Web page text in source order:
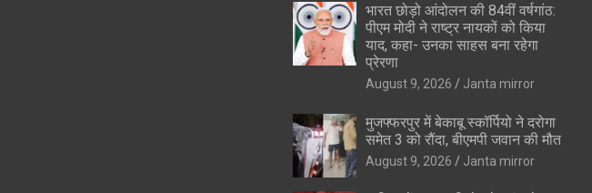
भारत छोड़ो आंदोलन की 84वीं वर्षगांठ:
पीएम मोदी ने राष्ट्र नायकों को किया
याद, कहा- उनका साहस बना रहेगा
प्रेरणा
August 9, 2026 Janta mirror
मुजफ्फरपुर में बेकाबू स्कॉर्पियो ने दरोगा
समेत 3 को रौंदा, बीएमपी जवान की मौत
August 9, 2026 Janta mirror